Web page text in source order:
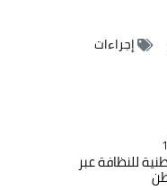
إجراءات
للنظافة عبر